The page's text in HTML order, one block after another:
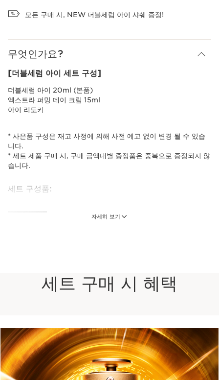
모든 구매 시, NEW 더블세럼 아이 샤쉐 증정!
무엇인가요?
자세히 보기
[더블세럼 아이 세트 구성]
더블세럼 아이 20ml (본품)
엑스트라 퍼밍 데이 크림 15ml
아이 리도키
* 사은품 구성은 재고 사정에 의해 사전 예고 없이 변경 될 수 있습
니다.
* 세트 제품 구매 시, 구매 금액대별 증정품은 중복으로 증정되지 않
습니다.
세트 구성품:
더블세럼 아이 하이드로리피딕 시스템 글로벌 에이
* 주름 개선 및 미백 기능성 화장품
#탄력크림 #안티링클크림 #탄력서포트크림 #브라
이트닝크림
1 item
세트 구매 시 혜택